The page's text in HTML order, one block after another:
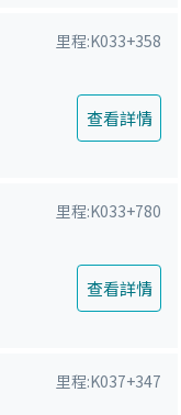
里程:K033+358
查看詳情
里程:K033+780
查看詳情
里程:K037+347